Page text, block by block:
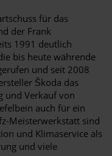
für das
der Frank
1991 deutlich
bis heute währende
und seit 2008
Škoda das
und Verkauf von
auch für ein
Meisterwerkstatt sind
und Klimaservice als
und viele